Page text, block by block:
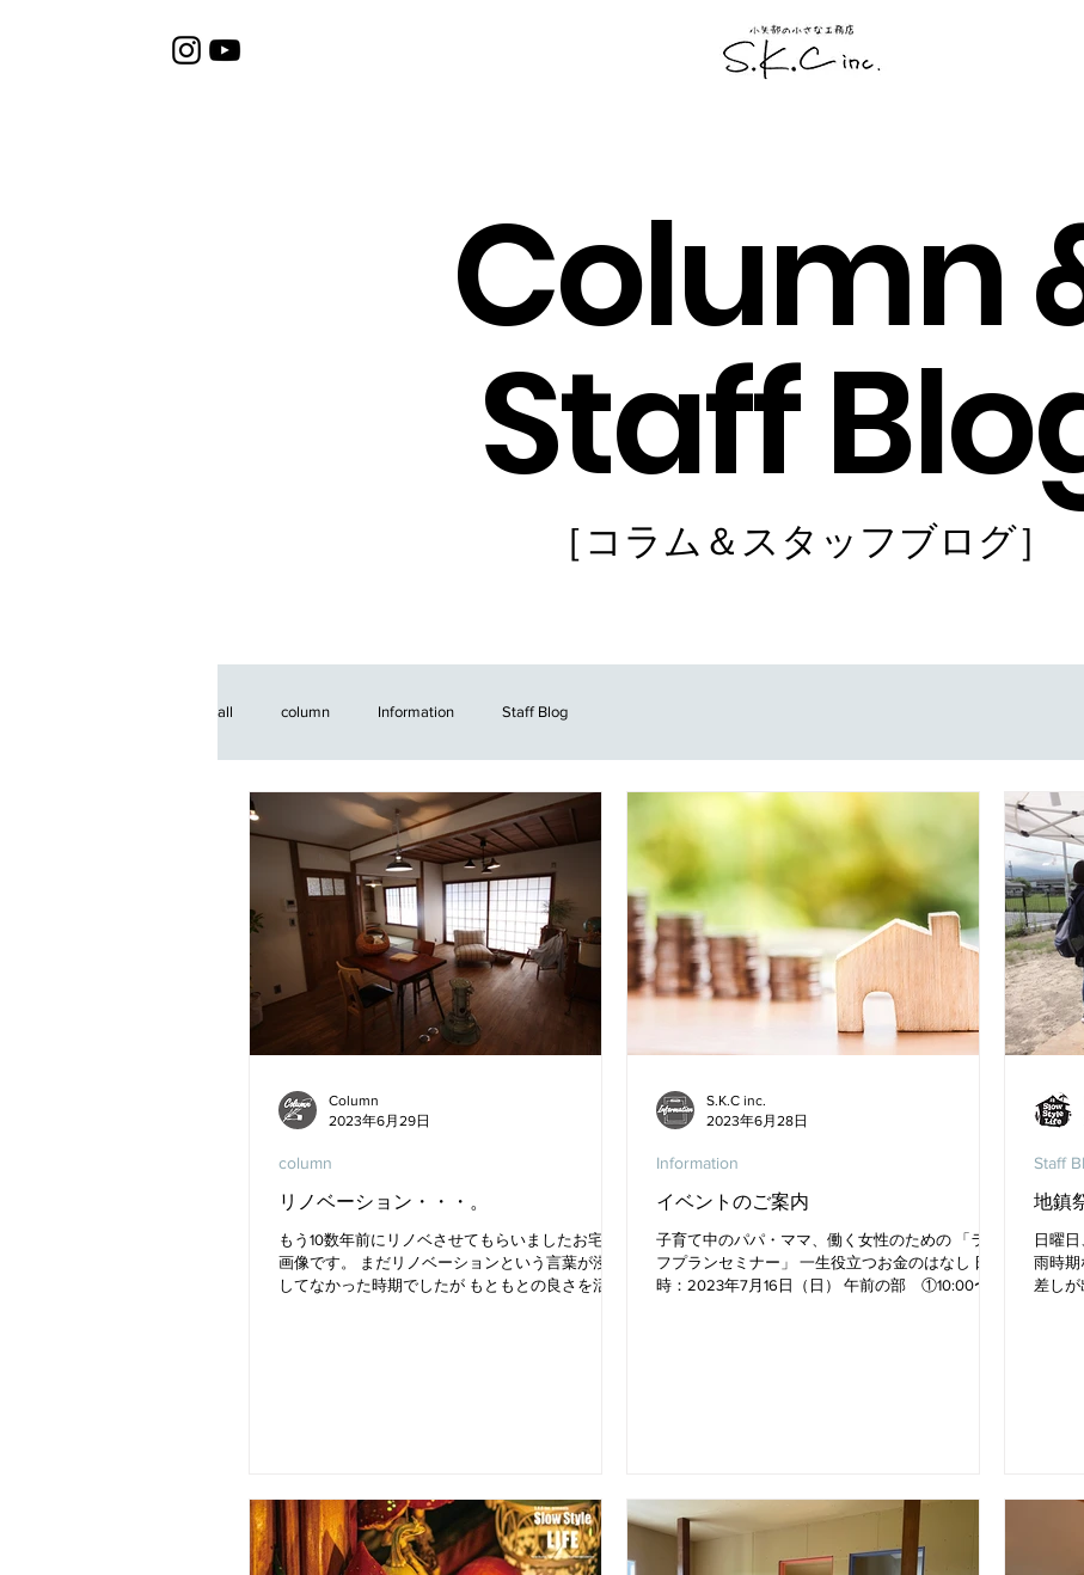
Column
Staff
［コラム＆スタッフブログ］
all column Information Staff Blog
リノベーション・・・。
もう10数年前にリノベさせてもらいましたお宅の
画像です。 まだリノベーションという言葉が浸透
してなかった時期でしたが もともとの良さを活か
column
Column
2023年6月29日
イベントのご案内
子育て中のパパ・ママ、働く女性のための 「ライ
フプランセミナー」 一生役立つお金のはなし 日
時：2023年7月16日（日） 午前の部 ①10:00〜
Information
S.K.C inc.
2023年6月28日
地鎮
日曜
雨時期
差しが
Staff